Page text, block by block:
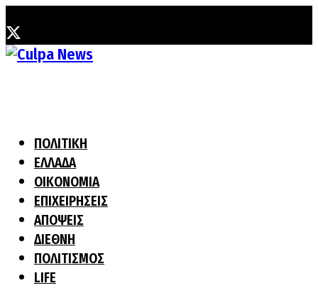
ΠΟΛΙΤΙΚΗ
ΕΛΛΑΔΑ
ΟΙΚΟΝΟΜΙΑ
ΕΠΙΧΕΙΡΗΣΕΙΣ
ΑΠΟΨΕΙΣ
ΔΙΕΘΝΗ
ΠΟΛΙΤΙΣΜΟΣ
LIFE